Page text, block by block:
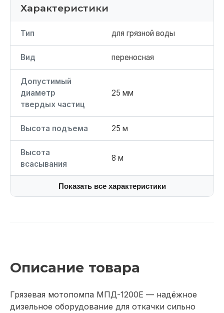
Характеристики
Тип для грязной воды
Вид переносная
Допустимый
диаметр
твердых частиц
25 мм
Высота подъема 25 м
Высота
всасывания
8 м
Показать все характеристики
Описание товара
Грязевая мотопомпа МПД-1200Е — надёжное
дизельное оборудование для откачки сильно